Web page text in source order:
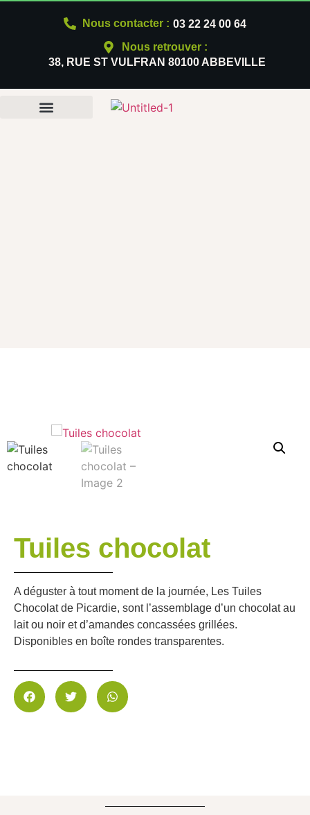
Nous contacter : 03 22 24 00 64
Nous retrouver :
38, RUE ST VULFRAN 80100 ABBEVILLE
Tuiles chocolat
A déguster à tout moment de la journée, Les Tuiles
Chocolat de Picardie, sont l’assemblage d’un chocolat au
lait ou noir et d’amandes concassées grillées.
Disponibles en boîte rondes transparentes.